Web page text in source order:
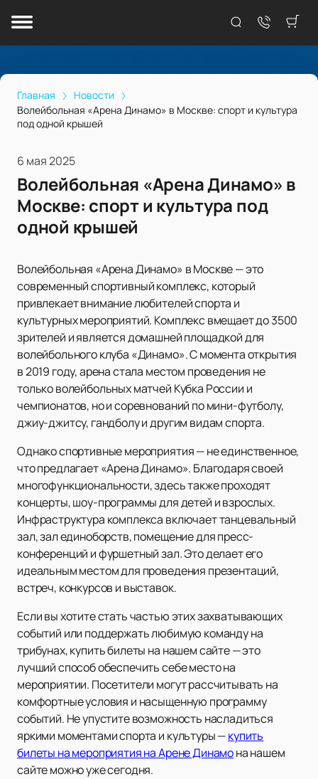
Главная
Новости
Волейбольная «Арена Динамо» в Москве: спорт и культура
под одной крышей
6 мая 2025
Волейбольная «Арена Динамо» в
Москве: спорт и культура под
одной крышей
Волейбольная «Арена Динамо» в Москве — это
современный спортивный комплекс, который
привлекает внимание любителей спорта и
культурных мероприятий. Комплекс вмещает до 3500
зрителей и является домашней площадкой для
волейбольного клуба «Динамо». С момента открытия
в 2019 году, арена стала местом проведения не
только волейбольных матчей Кубка России и
чемпионатов, но и соревнований по мини-футболу,
джиу-джитсу, гандболу и другим видам спорта.
Однако спортивные мероприятия — не единственное,
что предлагает «Арена Динамо». Благодаря своей
многофункциональности, здесь также проходят
концерты, шоу-программы для детей и взрослых.
Инфраструктура комплекса включает танцевальный
зал, зал единоборств, помещение для пресс-
конференций и фуршетный зал. Это делает его
идеальным местом для проведения презентаций,
встреч, конкурсов и выставок.
Если вы хотите стать частью этих захватывающих
событий или поддержать любимую команду на
трибунах, купить билеты на нашем сайте — это
лучший способ обеспечить себе место на
мероприятии. Посетители могут рассчитывать на
комфортные условия и насыщенную программу
событий. Не упустите возможность насладиться
яркими моментами спорта и культуры —купить
билеты на мероприятия на Арене Динамона нашем
сайте можно уже сегодня.